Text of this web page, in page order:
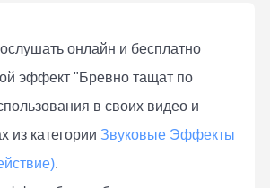
онлaйн и бесплатно
эффект "Бревно тащат по
в своих видео и
из категории Звуковые Эффекты
.